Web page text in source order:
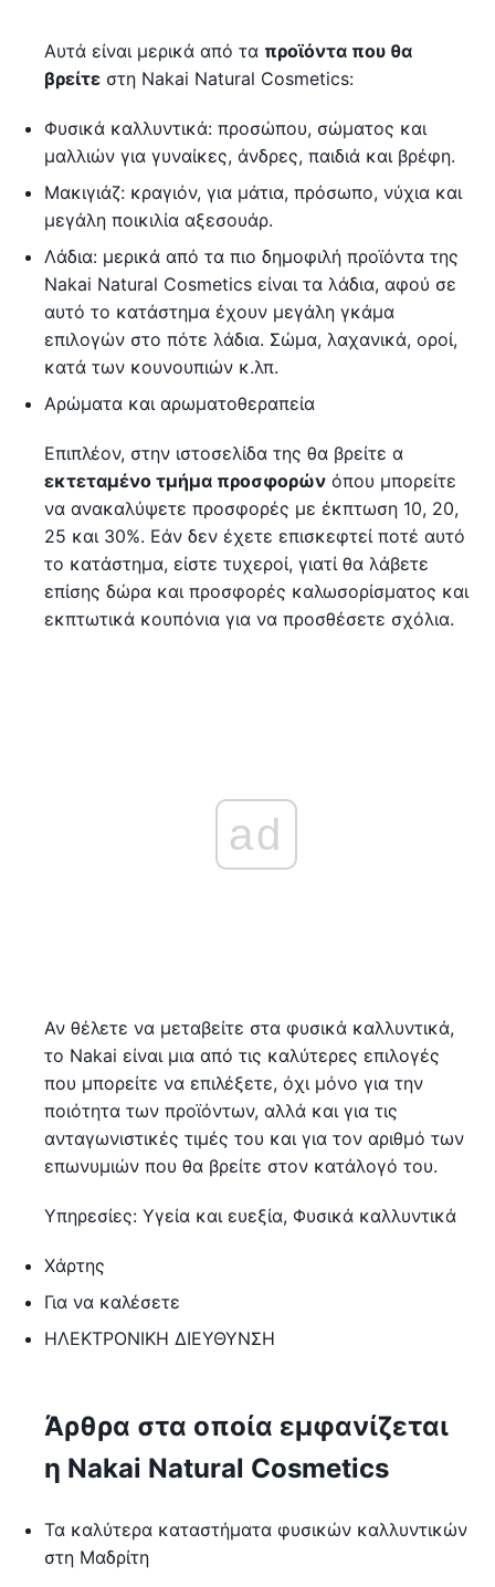
Αυτά είναι μερικά από τα προϊόντα που θα
βρείτε στη Nakai Natural Cosmetics:
Φυσικά καλλυντικά: προσώπου, σώματος και
μαλλιών για γυναίκες, άνδρες, παιδιά και βρέφη.
Μακιγιάζ: κραγιόν, για μάτια, πρόσωπο, νύχια και
μεγάλη ποικιλία αξεσουάρ.
Λάδια: μερικά από τα πιο δημοφιλή προϊόντα της
Nakai Natural Cosmetics είναι τα λάδια, αφού σε
αυτό το κατάστημα έχουν μεγάλη γκάμα
επιλογών στο πότε λάδια. Σώμα, λαχανικά, οροί,
κατά των κουνουπιών κ.λπ.
Αρώματα και αρωματοθεραπεία
Επιπλέον, στην ιστοσελίδα της θα βρείτε α
εκτεταμένο τμήμα προσφορών όπου μπορείτε
να ανακαλύψετε προσφορές με έκπτωση 10, 20,
25 και 30%. Εάν δεν έχετε επισκεφτεί ποτέ αυτό
το κατάστημα, είστε τυχεροί, γιατί θα λάβετε
επίσης δώρα και προσφορές καλωσορίσματος και
εκπτωτικά κουπόνια για να προσθέσετε σχόλια.
ad
Αν θέλετε να μεταβείτε στα φυσικά καλλυντικά,
το Nakai είναι μια από τις καλύτερες επιλογές
που μπορείτε να επιλέξετε, όχι μόνο για την
ποιότητα των προϊόντων, αλλά και για τις
ανταγωνιστικές τιμές του και για τον αριθμό των
επωνυμιών που θα βρείτε στον κατάλογό του.
Υπηρεσίες: Υγεία και ευεξία, Φυσικά καλλυντικά
Χάρτης
Για να καλέσετε
ΗΛΕΚΤΡΟΝΙΚΗ ΔΙΕΥΘΥΝΣΗ
Άρθρα στα οποία εμφανίζεται
η Nakai Natural Cosmetics
Τα καλύτερα καταστήματα φυσικών καλλυντικών
στη Μαδρίτη